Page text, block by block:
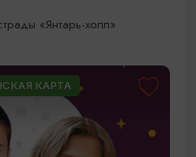
«Янтарь-холл»
КАРТА